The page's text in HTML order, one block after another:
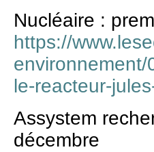
Nucléaire :
https://
environnement/
le-reacteur-
Assystem
décembre